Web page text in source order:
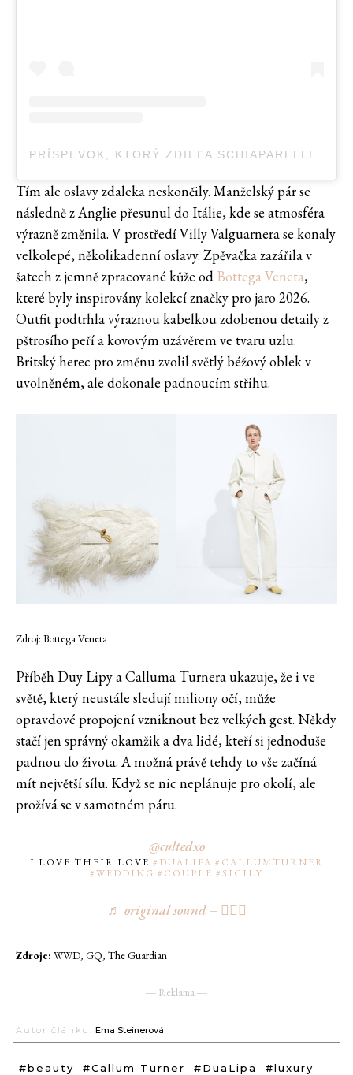
PRÍSPEVOK, KTORÝ ZDIEĽA SCHIAPARELLI ARCHIVE (@SCHIAPARELLI.ARCHIVE)
Tím ale oslavy zdaleka neskončily. Manželský pár se
následně z Anglie přesunul do Itálie, kde se atmosféra
výrazně změnila. V prostředí Villy Valguarnera se konaly
velkolepé, několikadenní oslavy. Zpěvačka zazářila v
šatech z jemně zpracované kůže od Bottega Veneta,
které byly inspirovány kolekcí značky pro jaro 2026.
Outfit podtrhla výraznou kabelkou zdobenou detaily z
pštrosího peří a kovovým uzávěrem ve tvaru uzlu.
Britský herec pro změnu zvolil světlý béžový oblek v
uvolněném, ale dokonale padnoucím střihu.
Zdroj: Bottega Veneta
Příběh Duy Lipy a Calluma Turnera ukazuje, že i ve
světě, který neustále sledují miliony očí, může
opravdové propojení vzniknout bez velkých gest. Někdy
stačí jen správný okamžik a dva lidé, kteří si jednoduše
padnou do života. A možná právě tehdy to vše začíná
mít největší sílu. Když se nic neplánuje pro okolí, ale
prožívá se v samotném páru.
@cultedxo
I LOVE THEIR LOVE #DUALIPA #CALLUMTURNER
#WEDDING #COUPLE #SICILY
♬ original sound – ٠࣪⭑
Zdroje: WWD, GQ, The Guardian
― Reklama ―
Autor článku: Ema Steinerová
#beauty #Callum Turner #DuaLipa
#luxury